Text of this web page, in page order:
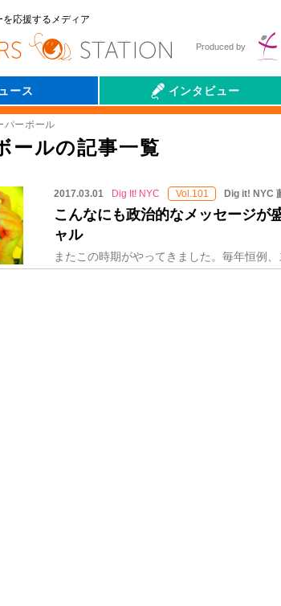
応援するメディア
Produced by
ース インタビュー
パーボール
ールの記事一覧
2017.03.01 Dig It! NYC Vol.101 Dig it! NYC
こんなにも政治的なメッセージが
ャル